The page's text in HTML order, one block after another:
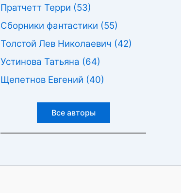
Пратчетт Терри (53)
Сборники фантастики (55)
Толстой Лев Николаевич (42)
Устинова Татьяна (64)
Щепетнов Евгений (40)
Все авторы